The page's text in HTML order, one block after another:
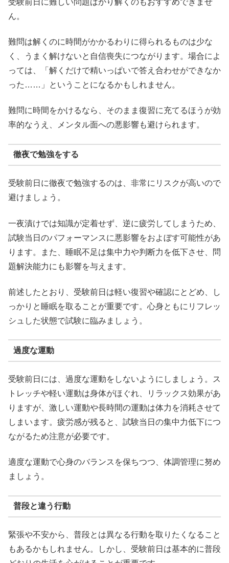
ん。
難問は解くのに時間がかかるわりに得られるものは少な
く、うまく解けないと自信喪失につながります。場合によ
っては、「解くだけで精いっぱいで答え合わせができなか
った……」ということになるかもしれません。
難問に時間をかけるなら、そのまま復習に充てるほうが効
率的なうえ、メンタル面への悪影響も避けられます。
徹夜で勉強をする
受験前日に徹夜で勉強するのは、非常にリスクが高いので
避けましょう。
一夜漬けでは知識が定着せず、逆に疲労してしまうため、
試験当日のパフォーマンスに悪影響をおよぼす可能性があ
ります。また、睡眠不足は集中力や判断力を低下させ、問
題解決能力にも影響を与えます。
前述したとおり、受験前日は軽い復習や確認にとどめ、し
っかりと睡眠を取ることが重要です。心身ともにリフレッ
シュした状態で試験に臨みましょう。
過度な運動
受験前日には、過度な運動をしないようにしましょう。ス
トレッチや軽い運動は身体がほぐれ、リラックス効果があ
りますが、激しい運動や長時間の運動は体力を消耗させて
しまいます。疲労感が残ると、試験当日の集中力低下につ
ながるため注意が必要です。
適度な運動で心身のバランスを保ちつつ、体調管理に努め
ましょう。
普段と違う行動
緊張や不安から、普段とは異なる行動を取りたくなること
もあるかもしれません。しかし、受験前日は基本的に普段